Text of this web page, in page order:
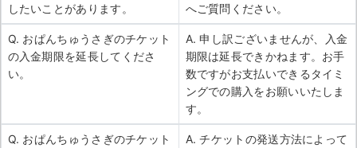
したいことがあります。
へご質問ください。
Q. おぱんちゅうさぎのチケット
の入金期限を延長してくださ
い。
A. 申し訳ございませんが、入金
期限は延長できかねます。お手
数ですがお支払いできるタイミ
ングでの購入をお願いいたしま
す。
Q. おぱんちゅうさぎのチケット
A. チケットの発送方法によって